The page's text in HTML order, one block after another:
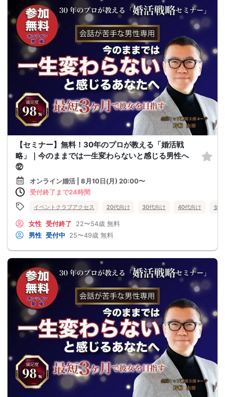
【セミナー】無料！30年のプロが教える「婚活戦
略」｜今のままでは一生変わらないと感じる男性へ
⑫
オンライン婚活 | 8月10日(月) 20:00〜
受付終了まで24時間
イベントクラブアクセス 20代向け 30代向け 40代向け 女
女性 受付終了 22〜54歳 無料
男性 受付中 25〜49歳 無料